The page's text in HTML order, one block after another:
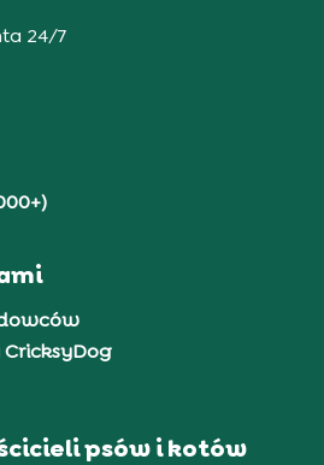
24/7
CricksyDog
psów i kotów